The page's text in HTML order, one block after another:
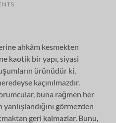
ahkâm kesmekten
kaotik bir yapı, siyasi
ürünüdür ki,
kaçınılmazdır.
buna rağmen her
görmezden
geri kalmazlar. Bunu,